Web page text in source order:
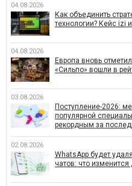
04.08.2026
Как объединить
технологии? Кейс izi
04.08.2026
Европа вновь
«Сильпо» вошли в
03.08.2026
Поступление-2026:
популярной
рекордным за
02.08.2026
WhatsApp будет
чатов: что изменится